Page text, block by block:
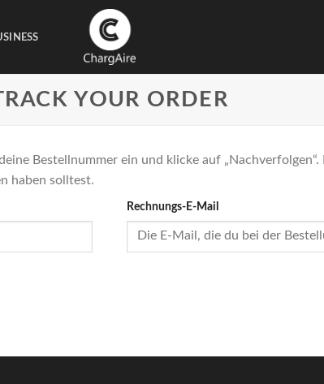
YOUR ORDER
Bestellnummer ein und klicke auf
haben solltest.
Rechnungs-E-Mail